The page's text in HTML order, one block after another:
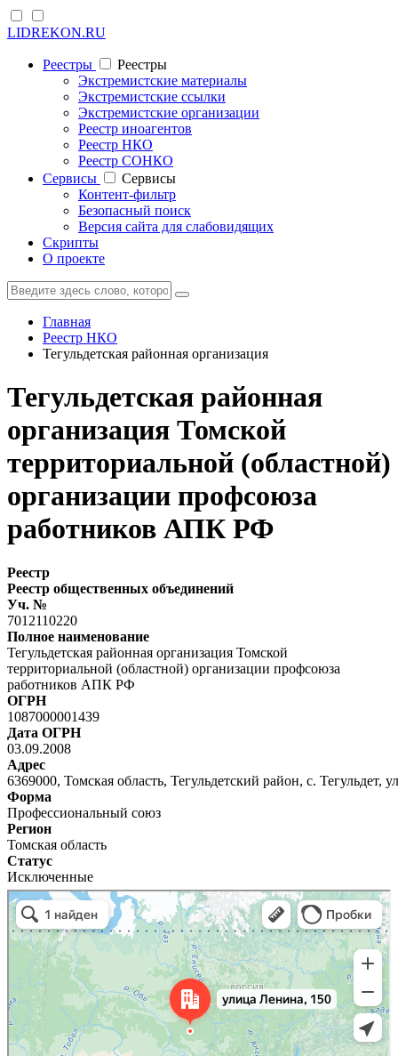
LIDREKON.RU
Реестры
Реестры
Экстремистские материалы
Экстремистские ссылки
Экстремистские организации
Реестр иноагентов
Реестр НКО
Реестр СОНКО
Cервисы
Cервисы
Контент-фильтр
Безопасный поиск
Версия сайта для слабовидящих
Скрипты
О проекте
Главная
Реестр НКО
Тегульдетская районная организация
Тегульдетская районная
организация Томской
территориальной (областной)
организации профсоюза
работников АПК РФ
Реестр
Реестр общественных объединений
Уч. №
7012110220
Полное наименование
Тегульдетская районная организация Томской
территориальной (областной) организации профсоюза
работников АПК РФ
ОГРН
1087000001439
Дата ОГРН
03.09.2008
Адрес
6369000, Томская область, Тегульдетский район, с. Тегульдет,
Форма
Профессиональный союз
Регион
Томская область
Статус
Исключенные